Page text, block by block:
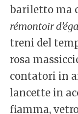
bariletto ma
rémontoir
treni del
rosa
contatori in
lancette in
fiamma,